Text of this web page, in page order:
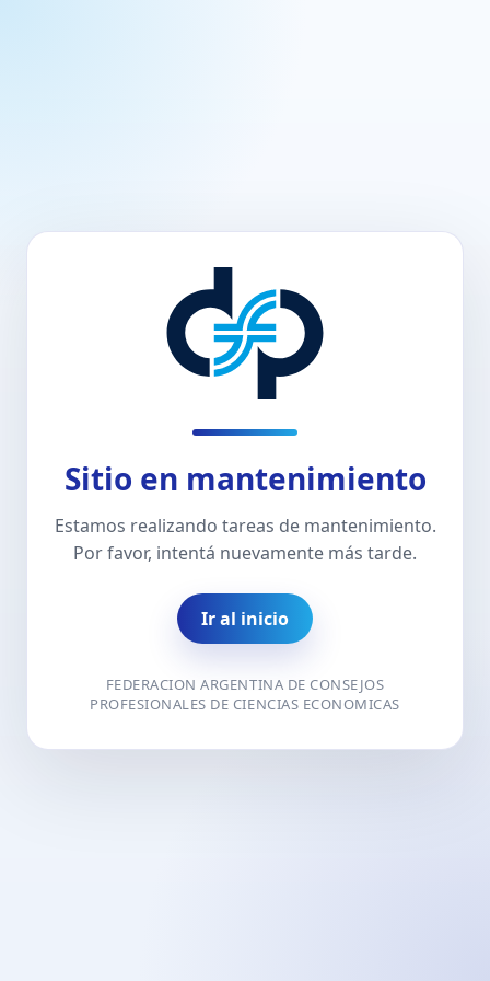
Sitio en mantenimiento
Estamos realizando tareas de mantenimiento.
Por favor, intentá nuevamente más tarde.
Ir al inicio
FEDERACION ARGENTINA DE CONSEJOS
PROFESIONALES DE CIENCIAS ECONOMICAS